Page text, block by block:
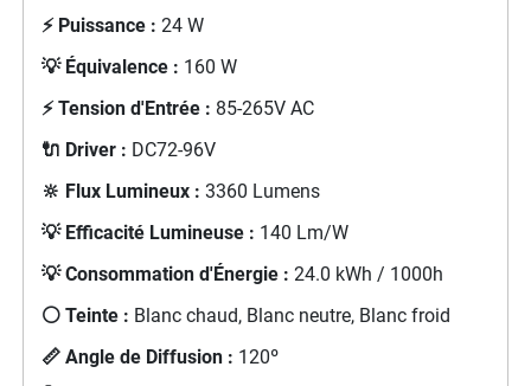
⚡ Puissance : 24 W
💡 Équivalence : 160 W
⚡ Tension d'Entrée : 85-265V AC
🔌 Driver : DC72-96V
🔆 Flux Lumineux : 3360 Lumens
💡 Efficacité Lumineuse : 140 Lm/W
💡 Consommation d'Énergie : 24.0 kWh / 1000h
⚪ Teinte : Blanc chaud, Blanc neutre, Blanc froid
📏 Angle de Diffusion : 120º